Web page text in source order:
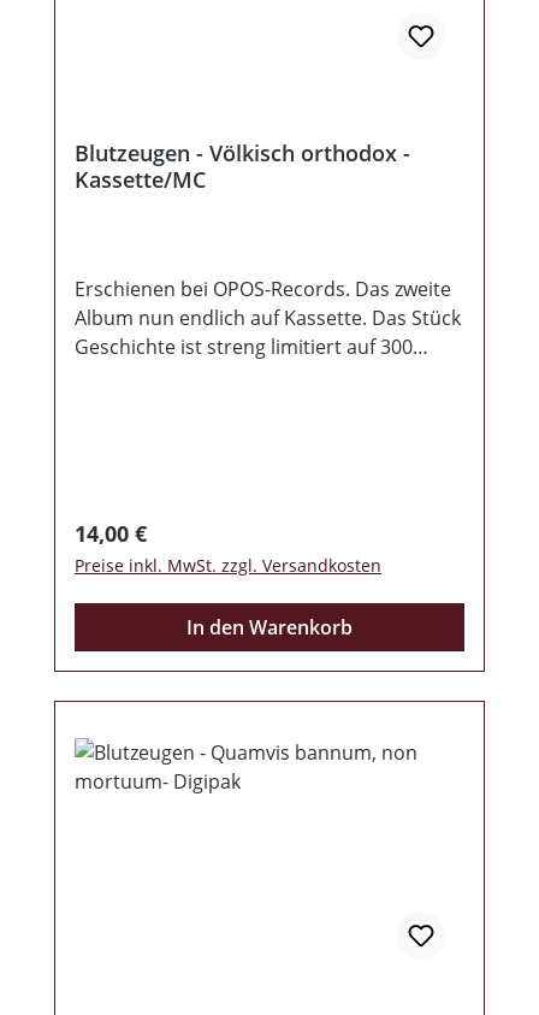
Blutzeugen - Völkisch orthodox -
Kassette/MC
Erschienen bei OPOS-Records. Das zweite
Album nun endlich auf Kassette. Das Stück
Geschichte ist streng limitiert auf 300
Regulärer Preis:
14,00 €
Preise inkl. MwSt. zzgl. Versandkosten
In den Warenkorb